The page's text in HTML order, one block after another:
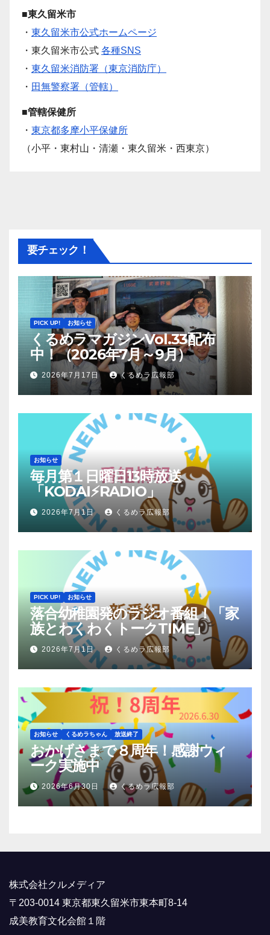
■東久留米市
・ 東久留米市公式ホームページ
・東久留米市公式 各種SNS
・ 東久留米消防署（東京消防庁）
・ 田無警察署（管轄）
■管轄保健所
・ 東京都多摩小平保健所
（小平・東村山・清瀬・東久留米・西東京）
要チェック！
PICK UP! お知らせ
くるめラマガジンVol.33配布
中！（2026年7月～9月）
2026年7月17日 くるめラ広報部
お知らせ
毎月第１日曜日13時放送
「KODAI⚡RADIO」
2026年7月1日 くるめラ広報部
PICK UP! お知らせ
落合幼稚園発のラジオ番組！「家
族とわくわくトークTIME」
2026年7月1日 くるめラ広報部
お知らせ くるめラちゃん 放送終了
おかげさまで８周年！感謝ウィ
ーク実施中
2026年6月30日 くるめラ広報部
株式会社クルメディア
〒203-0014 東京都東久留米市東本町8-14
成美教育文化会館１階